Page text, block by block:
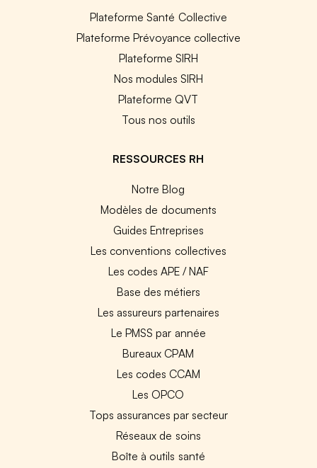
Plateforme Santé Collective
Plateforme Prévoyance collective
Plateforme SIRH
Nos modules SIRH
Plateforme QVT
Tous nos outils
RESSOURCES RH
Notre Blog
Modèles de documents
Guides Entreprises
Les conventions collectives
Les codes APE / NAF
Base des métiers
Les assureurs partenaires
Le PMSS par année
Bureaux CPAM
Les codes CCAM
Les OPCO
Tops assurances par secteur
Réseaux de soins
Boîte à outils santé